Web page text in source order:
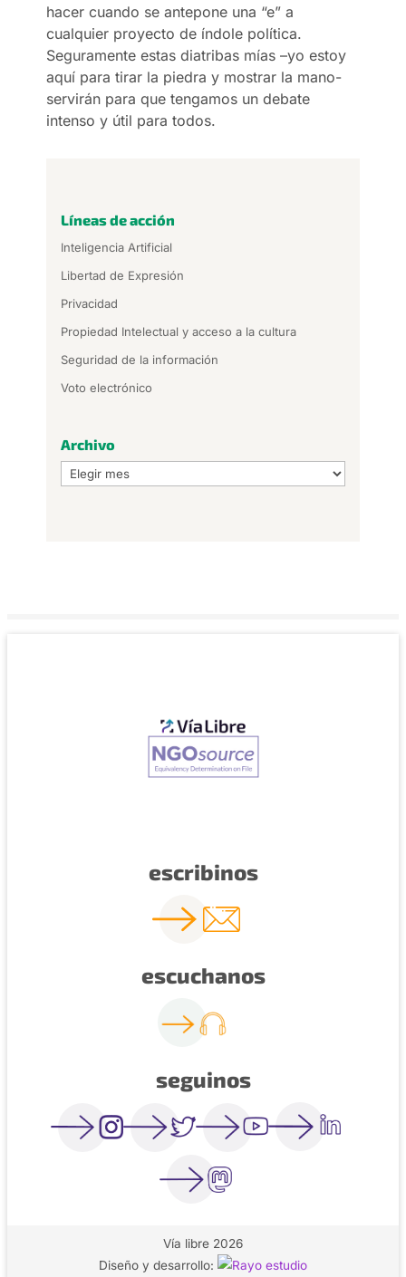
hacer cuando se antepone una “e” a
cualquier proyecto de índole política.
Seguramente estas diatribas mías –yo estoy
aquí para tirar la piedra y mostrar la mano-
servirán para que tengamos un debate
intenso y útil para todos.
Líneas de acción
Inteligencia Artificial
Libertad de Expresión
Privacidad
Propiedad Intelectual y acceso a la cultura
Seguridad de la información
Voto electrónico
Archivo
Archivo
escribinos
escuchanos
seguinos
Vía libre 2026
Diseño y desarrollo: